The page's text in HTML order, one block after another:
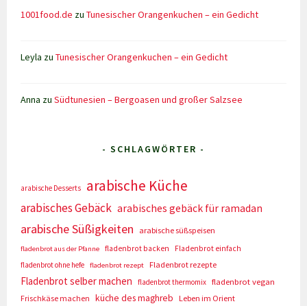
1001food.de zuTunesischer Orangenkuchen – ein Gedicht
Leyla zuTunesischer Orangenkuchen – ein Gedicht
Anna zuSüdtunesien – Bergoasen und großer Salzsee
- SCHLAGWÖRTER -
arabische Desserts arabische Küche
arabisches Gebäck arabisches gebäck für ramadan
arabische Süßigkeiten arabische süßspeisen
fladenbrot aus der Pfanne fladenbrot backen
Fladenbrot einfach
fladenbrot ohne hefe
fladenbrot rezept Fladenbrot rezepte
Fladenbrot selber machen fladenbrot thermomix fladenbrot vegan
Frischkäse machen
küche des maghreb
Leben im Orient